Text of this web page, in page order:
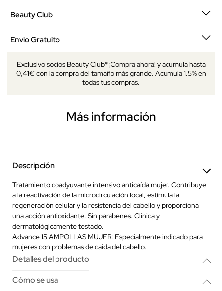
Beauty Club
Envío Gratuito
Exclusivo socios Beauty Club* ¡Compra ahora! y acumula hasta
0,41€ con la compra del tamaño más grande. Acumula 1.5% en
todas tus compras.
Más información
Descripción
Tratamiento coadyuvante intensivo anticaída mujer. Contribuye
a la reactivación de la microcirculación local, estimula la
regeneración celular y la resistencia del cabello y proporciona
una acción antioxidante. Sin parabenes. Clínica y
dermatológicamente testado.
Advance 15 AMPOLLAS MUJER: Especialmente indicado para
mujeres con problemas de caída del cabello.
Detalles del producto
Cómo se usa